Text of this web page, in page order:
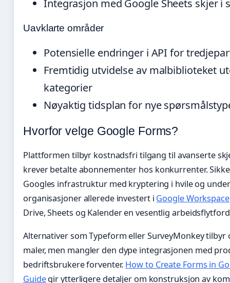
Integrasjon med Google Sheets skjer i
Uavklarte områder
Potensielle endringer i API for
Fremtidig utvidelse av malbiblioteket
kategorier
Nøyaktig tidsplan for nye
Hvorfor velge Google Forms?
Plattformen tilbyr kostnadsfri tilgang til avanserte
krever betalte abonnementer hos konkurrenter.
Googles infrastruktur med kryptering i hvile og
organisasjoner allerede investert i Google Workspace
Drive, Sheets og Kalender en vesentlig
Alternativer som Typeform eller SurveyMonkey
maler, men mangler den dype integrasjonen med
bedriftsbrukere forventer. How to Create Forms in
Guidegir ytterligere detaljer om konstruksjon av